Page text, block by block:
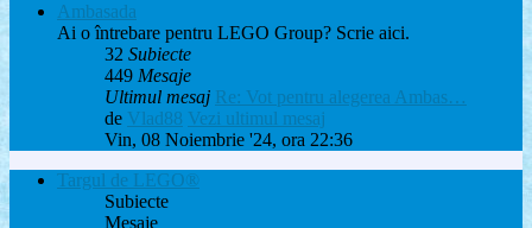
Ambasada
Ai o întrebare pentru LEGO Group? Scrie aici.
32 Subiecte
449 Mesaje
Ultimul mesaj Re: Vot pentru alegerea Ambas…
de Vlad88 Vezi ultimul mesaj
Vin, 08 Noiembrie '24, ora 22:36
Targul de LEGO®
Subiecte
Mesaje